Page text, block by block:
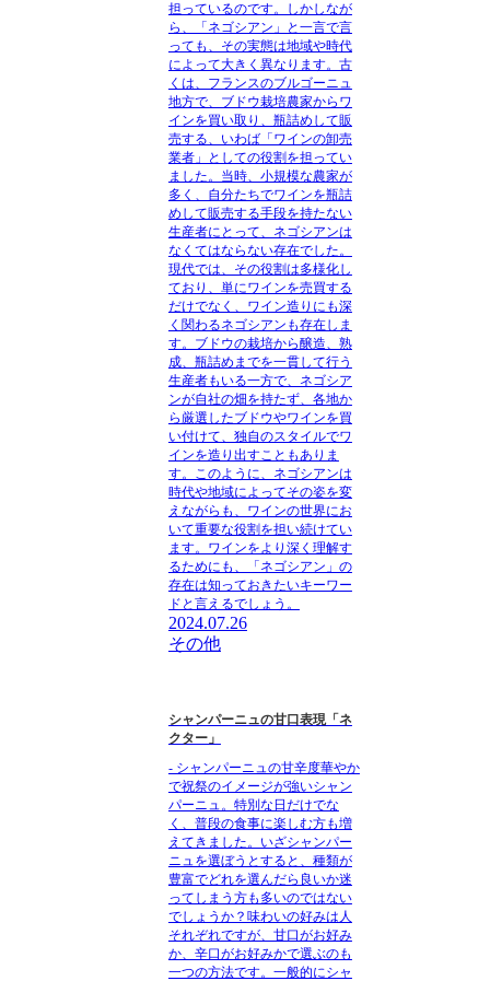
担っているのです。しかしなが
ら、「ネゴシアン」と一言で言
っても、その実態は地域や時代
によって大きく異なります。古
くは、フランスのブルゴーニュ
地方で、ブドウ栽培農家からワ
インを買い取り、瓶詰めして販
売する、いわば「ワインの卸売
業者」としての役割を担ってい
ました。当時、小規模な農家が
多く、自分たちでワインを瓶詰
めして販売する手段を持たない
生産者にとって、ネゴシアンは
なくてはならない存在でした。
現代では、その役割は多様化し
ており、単にワインを売買する
だけでなく、ワイン造りにも深
く関わるネゴシアンも存在しま
す。ブドウの栽培から醸造、熟
成、瓶詰めまでを一貫して行う
生産者もいる一方で、ネゴシア
ンが自社の畑を持たず、各地か
ら厳選したブドウやワインを買
い付けて、独自のスタイルでワ
インを造り出すこともありま
す。このように、ネゴシアンは
時代や地域によってその姿を変
えながらも、ワインの世界にお
いて重要な役割を担い続けてい
ます。ワインをより深く理解す
るためにも、「ネゴシアン」の
存在は知っておきたいキーワー
ドと言えるでしょう。
2024.07.26
その他
シャンパーニュの甘口表現「ネ
クター」
- シャンパーニュの甘辛度華やか
で祝祭のイメージが強いシャン
パーニュ。特別な日だけでな
く、普段の食事に楽しむ方も増
えてきました。いざシャンパー
ニュを選ぼうとすると、種類が
豊富でどれを選んだら良いか迷
ってしまう方も多いのではない
でしょうか？味わいの好みは人
それぞれですが、甘口がお好み
か、辛口がお好みかで選ぶのも
一つの方法です。一般的にシャ